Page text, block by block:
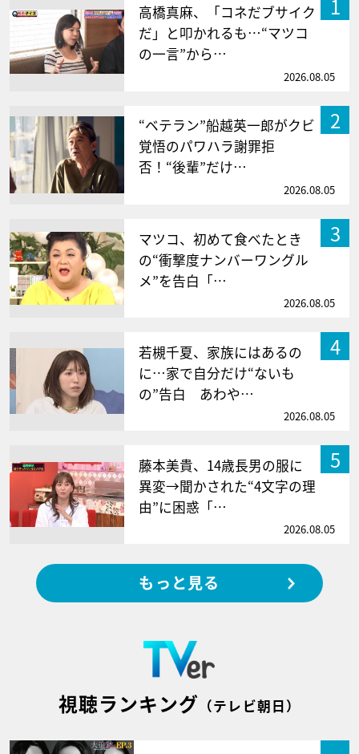
1
高橋真麻、「コネだブサイク
だ」と叩かれるも…“マツコ
の一言”から…
2026.08.05
2
“ベテラン”船越英一郎がクビ
覚悟のパワハラ謝罪拒
否！“後輩”だけ…
2026.08.05
3
マツコ、初めて食べたとき
の“衝撃度ナンバーワングル
メ”を告白「…
2026.08.05
4
若槻千夏、家族にはあるの
に…家で自分だけ“ないも
の”告白 あわや…
2026.08.05
5
藤本美貴、14歳長男の服に
異変→聞かされた“4文字の理
由”に困惑「…
2026.08.05
もっと見る
視聴ランキング （テレビ朝日）